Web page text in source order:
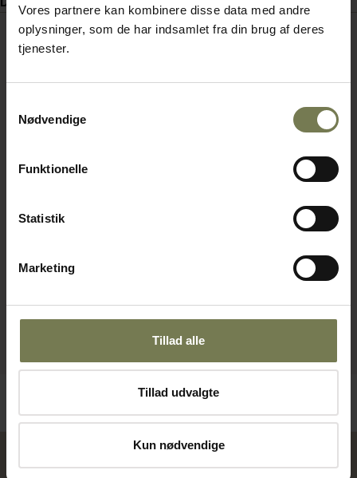
Vores partnere kan kombinere disse data med andre
oplysninger, som de har indsamlet fra din brug af deres
tjenester.
Nødvendige
Funktionelle
Statistik
Marketing
Tillad alle
Tillad udvalgte
Kun nødvendige